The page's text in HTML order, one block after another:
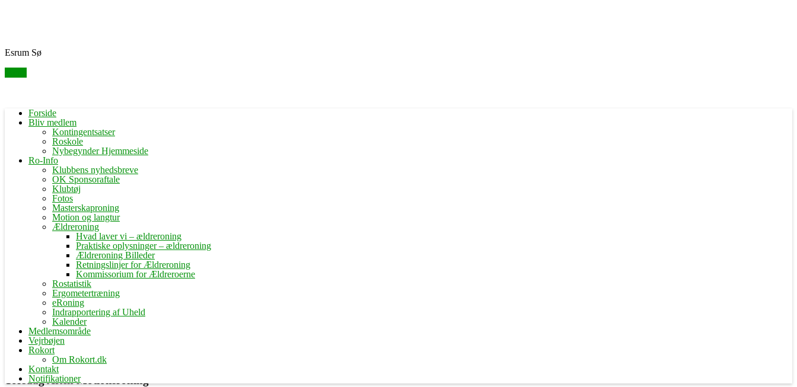
Esrum Sø
Forside
Bliv medlem
Kontingentsatser
Roskole
Nybegynder Hjemmeside
Ro-Info
Klubbens nyhedsbreve
OK Sponsoraftale
Klubtøj
Fotos
Masterskaproning
Motion og langtur
Ældreroning
Hvad laver vi – ældreroning
Praktiske oplysninger – ældreroning
Ældreroning Billeder
Retningslinjer for Ældreroning
Kommissorium for Ældreroerne
Rostatistik
Ergometertræning
eRoning
Indrapportering af Uheld
Kalender
Medlemsområde
Vejrbøjen
Rokort
Om Rokort.dk
Kontakt
Notifikationer
Torsdag Aften Motionsroning